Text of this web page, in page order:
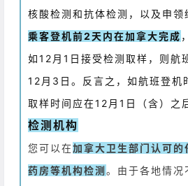
核酸检测和抗体检测，以及申领
乘客登机前2天内在加拿大完成
如12月1日接受检测取样，则航
12月3日。反言之，如航班登机
取样时间应在12月1日（含）之
检测机构
您可以在加拿大卫生部门认可的
药房等机构检测。由于各地情况